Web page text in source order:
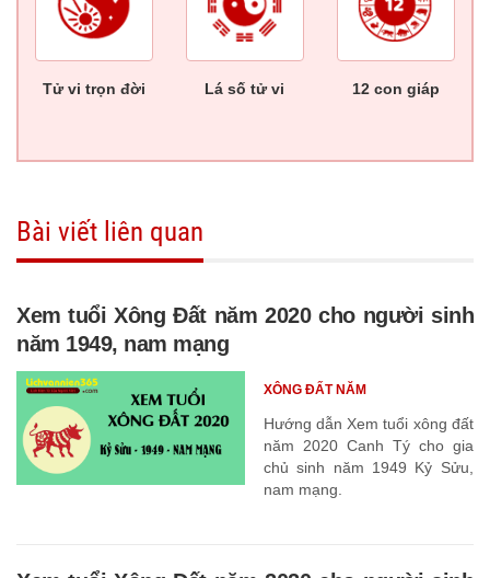
Tử vi trọn đời Lá số tử vi 12 con giáp
Bài viết liên quan
Xem tuổi Xông Đất năm 2020 cho người sinh
năm 1949, nam mạng
Hướng dẫn Xem tuổi xông đất
năm 2020 Canh Tý cho gia
chủ sinh năm 1949 Kỷ Sửu,
nam mạng.
XÔNG ĐẤT NĂM